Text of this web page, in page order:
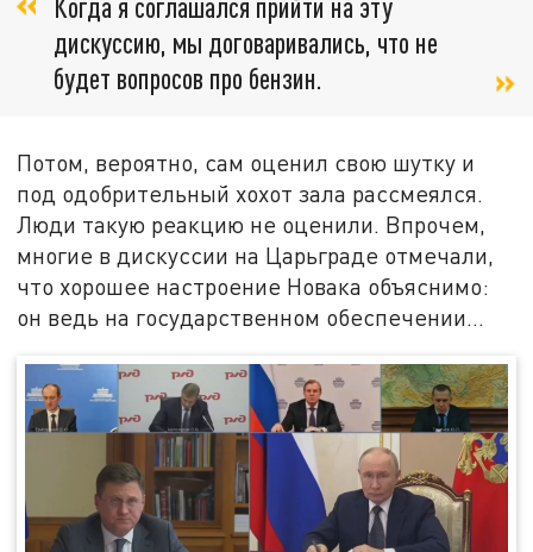
Когда я соглашался прийти на эту
дискуссию, мы договаривались, что не
будет вопросов про бензин.
Потом, вероятно, сам оценил свою шутку и
под одобрительный хохот зала рассмеялся.
Люди такую реакцию не оценили. Впрочем,
многие в дискуссии на Царьграде отмечали,
что хорошее настроение Новака объяснимо:
он ведь на государственном обеспечении…